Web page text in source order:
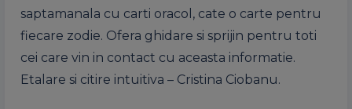
saptamanala cu carti oracol, cate o carte pentru
fiecare zodie. Ofera ghidare si sprijin pentru toti
cei care vin in contact cu aceasta informatie.
Etalare si citire intuitiva – Cristina Ciobanu.